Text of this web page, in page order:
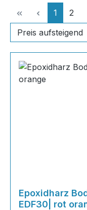
Seite
1 Seite
2
Epoxidharz
EDF30| rot